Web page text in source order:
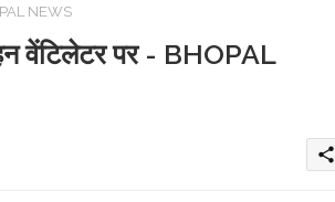
NEWS
वेंटिलेटर पर - BHOPAL
share